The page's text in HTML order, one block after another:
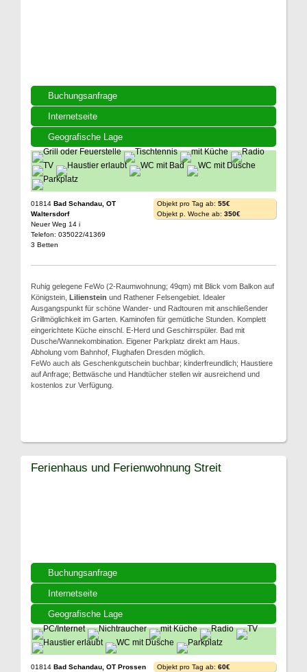
Buchungsanfrage
Internetseite
Geografische Lage
01814 Bad Schandau, OT
Waltersdorf
Neuer Weg 14 i
Telefon: 035022/41369
3 Betten
Objekt pro Tag ab: 55€
Objekt p. Woche ab: 350€
Ruhig gelegene FeWo (2-Raumwohnung; 49qm) mit Blick vom Balkon auf
Königstein, Lilienstein und Rathener Felsengebiet. Idealer
Ausgangspunkt für schöne Wander- und Radtouren mit anschließender
Grillmöglichkeit im Garten. Kaminofen für gemütliche Stunden. Komplett
eingerichtete Küche einschl. E-Herd und Geschirrspüler. Bad mit
Dusche/Wannekombination. Eigener Parkplatz direkt am Haus.
Abholung vom Bahnhof, Flughafen Dresden möglich.
FeWo auch als Geschenkgutschein buchbar; kinderfreundlich; Haustiere
auf Anfrage; Bettwäsche und Handtücher stellen wir ausreichend und
kostenlos zur Verfügung.
Buchungsanfrage
Internetseite
Geografische Lage
Ferienhaus und Ferienwohnung Streit
01814 Bad Schandau, OT Prossen
Objekt pro Tag ab: 60€